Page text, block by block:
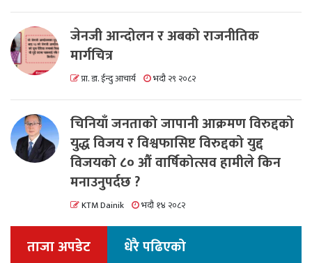
जेनजी आन्दोलन र अबको राजनीतिक
मार्गचित्र
प्रा. डा. ईन्दु आचार्य भदौ २९ २०८२
चिनियाँ जनताको जापानी आक्रमण विरुद्दको
युद्ध विजय र विश्वफासिष्ट विरुद्दको युद्द
विजयको ८० औं वार्षिकोत्सव हामीले किन
मनाउनुपर्दछ ?
KTM Dainik भदौ १४ २०८२
ताजा अपडेट धेरै पढिएको